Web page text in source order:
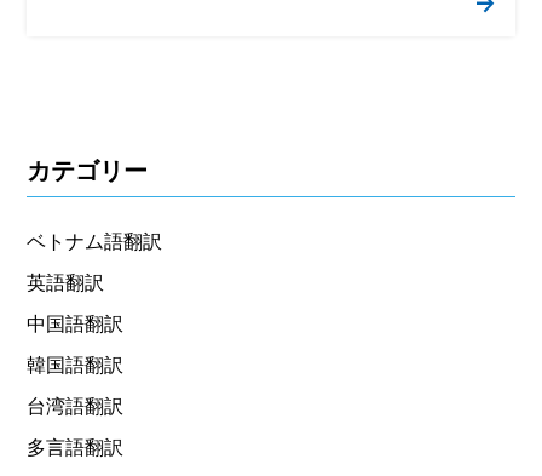
カテゴリー
ベトナム語翻訳
英語翻訳
中国語翻訳
韓国語翻訳
台湾語翻訳
多言語翻訳